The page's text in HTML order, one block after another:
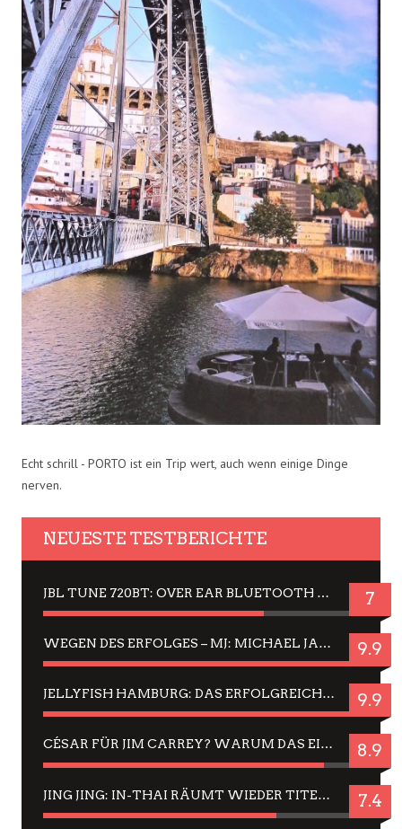
Echt schrill - PORTO ist ein Trip wert, auch wenn einige Dinge
nerven.
NEUESTE TESTBERICHTE
JBL TUNE 720BT: OVER EAR BLUETOOTH KOPFHÖRER UM DIE 50,-€ IM DAUER-TEST 7
WEGEN DES ERFOLGES – MJ: MICHAEL JACKSON MUSICAL IN EINER MATINEE SEHEN 9.9
JELLYFISH HAMBURG: DAS ERFOLGREICHE SOMMER-MENÜ 2025 IN GEFÜHLEN UND BILDERN 9.9
CÉSAR FÜR JIM CARREY? WARUM DAS EINER DER NERVIGSTEN ACTORS IST UND BLEIBT 8.9
JING JING: IN-THAI RÄUMT WIEDER TITEL AB – EIN ZWEI-STUNDEN-ERLEBNISBERICHT 7.4